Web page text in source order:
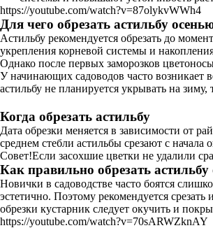
https://youtube.com/watch?v=87olykvWWh4
Для чего обрезать астильбу
Астильбу рекомендуется обрезать до
укрепления корневой системы и
Однако после первых заморозков
У начинающих садоводов часто возникает
астильбу не планируется укрывать на
Когда обрезать астильбу
Дата обрезки меняется в зависимости от
среднем стебли астильбы срезают с начала
Совет!Если засохшие цветки не удалили
Как правильно обрезать астильбу
Новички в садоводстве часто боятся
эстетично. Поэтому рекомендуется
обрезки кустарник следует окучить и
https://youtube.com/watch?v=70sARWZknAY